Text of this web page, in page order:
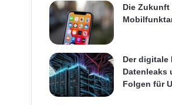
Die Zukunft
Der digitale
Datenleaks
Folgen für